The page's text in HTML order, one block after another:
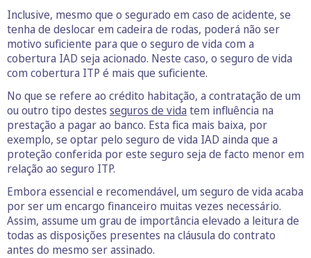
Inclusive, mesmo que o segurado em caso de acidente, se
tenha de deslocar em cadeira de rodas, poderá não ser
motivo suficiente para que o seguro de vida com a
cobertura IAD seja acionado. Neste caso, o seguro de vida
com cobertura ITP é mais que suficiente.
No que se refere ao crédito habitação, a contratação de um
ou outro tipo destes seguros de vida tem influência na
prestação a pagar ao banco. Esta fica mais baixa, por
exemplo, se optar pelo seguro de vida IAD ainda que a
proteção conferida por este seguro seja de facto menor em
relação ao seguro ITP.
Embora essencial e recomendável, um seguro de vida acaba
por ser um encargo financeiro muitas vezes necessário.
Assim, assume um grau de importância elevado a leitura de
todas as disposições presentes na cláusula do contrato
antes do mesmo ser assinado.